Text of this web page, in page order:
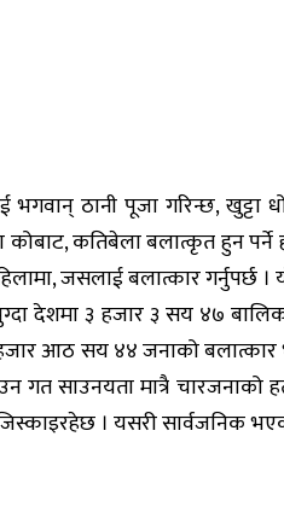
भगवान् ठानी पूजा गरिन्छ,
कतिबेला बलात्कृत हुन
जसलाई बलात्कार गर्नुपर्छ ।
देशमा ३ हजार ३ सय ४७
६ हजार आठ सय ४४ जनाको
गत साउनयता मात्रै
। यसरी सार्वजनिक